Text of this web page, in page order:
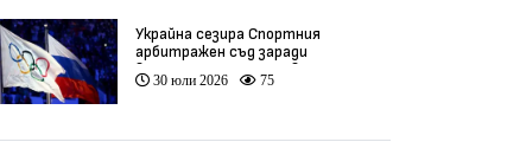
Украйна сезира Спортния
арбитражен съд заради
връщането на Русия в
олимпийското движение
30 юли 2026 75